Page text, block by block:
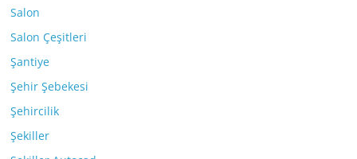
Salon
Salon Çeşitleri
Şantiye
Şehir Şebekesi
Şehircilik
Şekiller